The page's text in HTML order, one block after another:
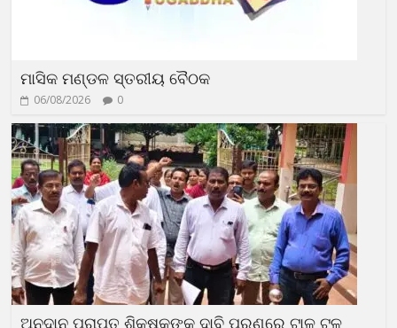
ମାସିକ ମଣ୍ଡଳ ସ୍ତରୀୟ ବୈଠକ
06/08/2026 0
ଅନୁଦାନ ପ୍ରାପ୍ତ ଶିକ୍ଷକଙ୍କ ଦାବି ପୂରଣରେ ଟାଳ ଟୁଳ